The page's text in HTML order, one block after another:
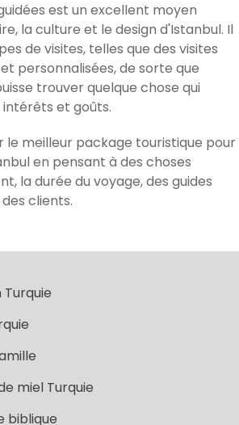
est un excellent moyen
la culture et le design d'Istanbul. Il
de visites, telles que des visites
personnalisées, de sorte que
trouver quelque chose qui
et goûts.
le meilleur package touristique pour
en pensant à des choses
la durée du voyage, des guides
clients.
miel Turquie
biblique